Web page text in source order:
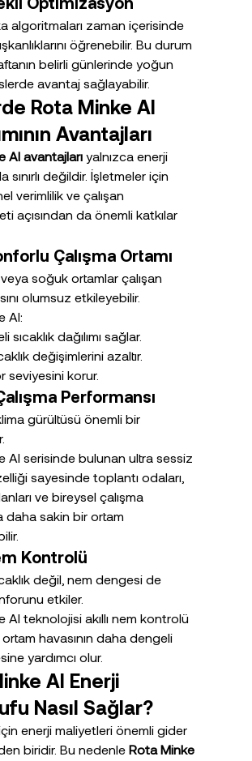
algoritmaları zaman içerisinde
öğrenebilir. Bu durum
belirli günlerinde yoğun
avantaj sağlayabilir.
Rota Minke AI
Avantajları
AI avantajları yalnızca enerji
sınırlı değildir. İşletmeler için
verimlilik ve çalışan
açısından da önemli katkılar
Çalışma Ortamı
veya soğuk ortamlar çalışan
olumsuz etkileyebilir.
AI:
sıcaklık dağılımı sağlar.
değişimlerini azaltır.
seviyesini korur.
Performansı
gürültüsü önemli bir
AI serisinde bulunan ultra sessiz
sayesinde toplantı odaları,
ve bireysel çalışma
daha sakin bir ortam
Kontrolü
değil, nem dengesi de
etkiler.
AI teknolojisi akıllı nem kontrolü
havasının daha dengeli
yardımcı olur.
AI Enerji
Nasıl Sağlar?
enerji maliyetleri önemli gider
biridir. Bu nedenle Rota Minke